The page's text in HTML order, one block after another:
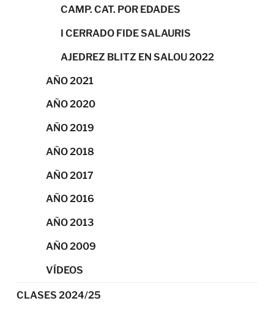
CAMP. CAT. POR EDADES
I CERRADO FIDE SALAURIS
AJEDREZ BLITZ EN SALOU 2022
AÑO 2021
AÑO 2020
AÑO 2019
AÑO 2018
AÑO 2017
AÑO 2016
AÑO 2013
AÑO 2009
VÍDEOS
CLASES 2024/25